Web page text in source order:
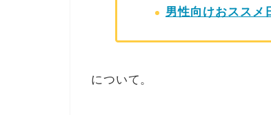
男性向けおススメ
について。